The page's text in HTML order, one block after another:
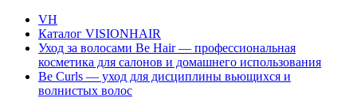
VH
Каталог VISIONHAIR
Уход за волосами Be Hair — профессиональная
косметика для салонов и домашнего использования
Be Curls — уход для дисциплины вьющихся и
волнистых волос